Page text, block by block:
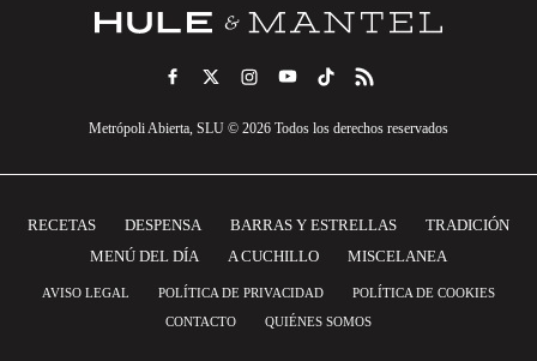
Metrópoli Abierta, SLU © 2026 Todos los derechos reservados
RECETAS DESPENSA BARRAS Y ESTRELLAS
TRADICIÓN
MENÚ DEL DÍA
A CUCHILLO MISCELANEA
AVISO LEGAL POLÍTICA DE PRIVACIDAD
POLÍTICA DE COOKIES
CONTACTO
QUIÉNES SOMOS